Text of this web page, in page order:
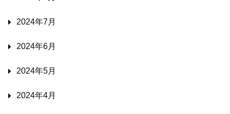
2024年7月
2024年6月
2024年5月
2024年4月